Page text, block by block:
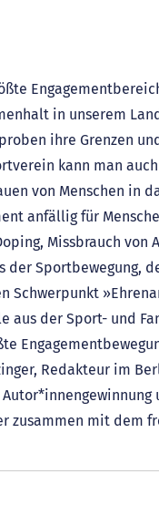
in unserem
ihre Grenzen
kann man
von Menschen in
anfällig für
Missbrauch
Sportbewegung,
Schwerpunkt
aus der Sport- und
Redakteur im
zusammen mit dem